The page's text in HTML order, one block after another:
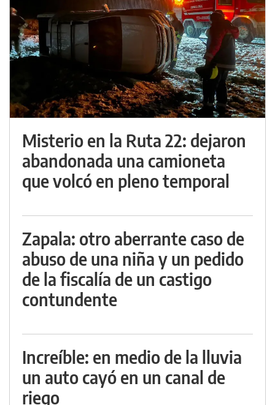
Misterio en la Ruta 22: dejaron
abandonada una camioneta
que volcó en pleno temporal
Zapala: otro aberrante caso de
abuso de una niña y un pedido
de la fiscalía de un castigo
contundente
Increíble: en medio de la lluvia
un auto cayó en un canal de
riego